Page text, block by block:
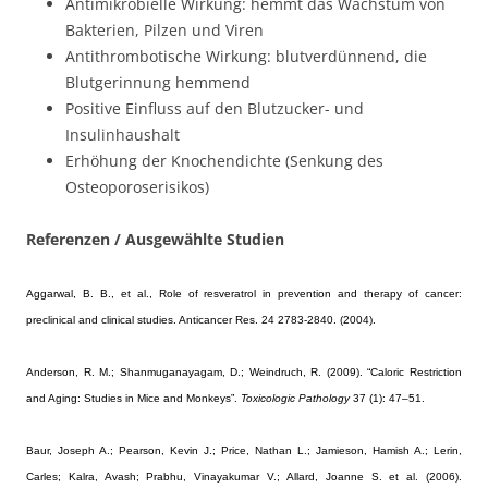
Antimikrobielle Wirkung: hemmt das Wachstum von
Bakterien, Pilzen und Viren
Antithrombotische Wirkung: blutverdünnend, die
Blutgerinnung hemmend
Positive Einfluss auf den Blutzucker- und
Insulinhaushalt
Erhöhung der Knochendichte (Senkung des
Osteoporoserisikos)
Referenzen / Ausgewählte Studien
Aggarwal, B. B., et al., Role of resveratrol in prevention and therapy of cancer:
preclinical and clinical studies. Anticancer Res. 24 2783-2840. (2004).
Anderson, R. M.; Shanmuganayagam, D.; Weindruch, R. (2009). “Caloric Restriction
and Aging: Studies in Mice and Monkeys”. Toxicologic Pathology37 (1): 47–51.
Baur, Joseph A.; Pearson, Kevin J.; Price, Nathan L.; Jamieson, Hamish A.; Lerin,
Carles; Kalra, Avash; Prabhu, Vinayakumar V.; Allard, Joanne S. et al. (2006).